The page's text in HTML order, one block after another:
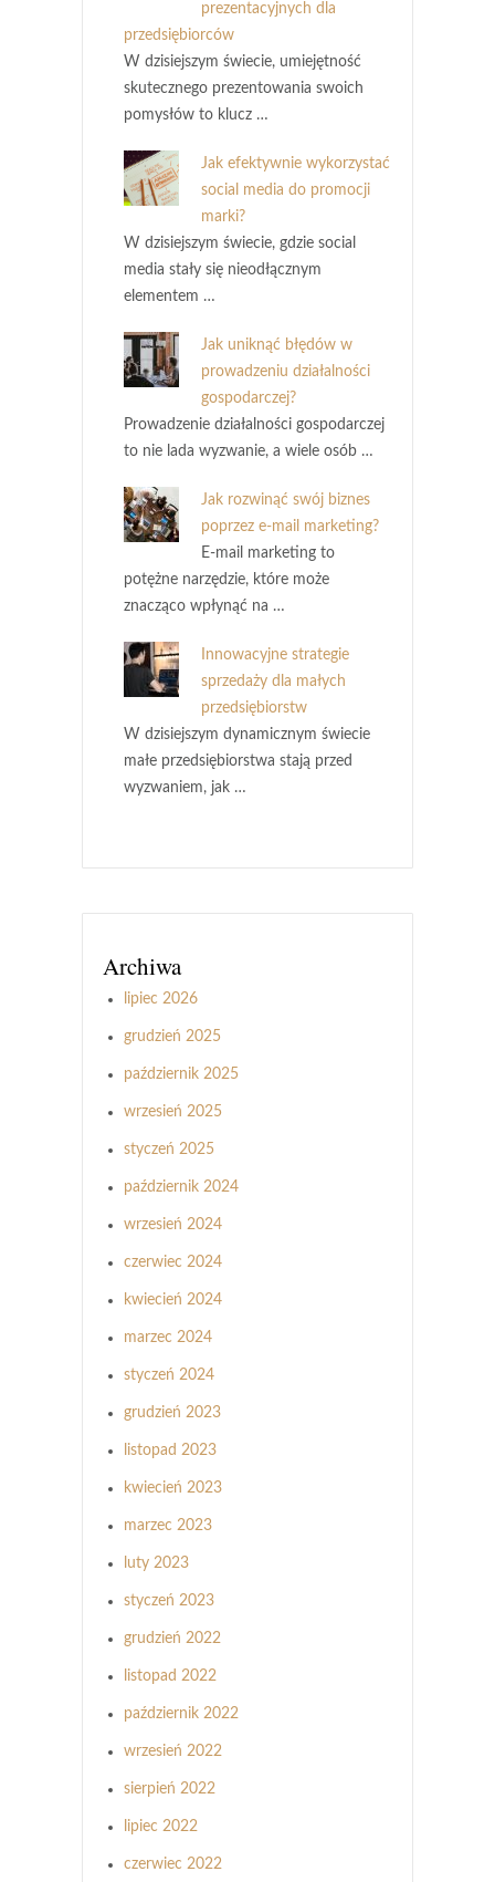
prezentacyjnych dla
przedsiębiorców
W dzisiejszym świecie, umiejętność
skutecznego prezentowania swoich
pomysłów to klucz …
Jak efektywnie wykorzystać
social media do promocji
marki?
W dzisiejszym świecie, gdzie social
media stały się nieodłącznym
elementem …
Jak uniknąć błędów w
prowadzeniu działalności
gospodarczej?
Prowadzenie działalności gospodarczej
to nie lada wyzwanie, a wiele osób …
Jak rozwinąć swój biznes
poprzez e-mail marketing?
E-mail marketing to
potężne narzędzie, które może
znacząco wpłynąć na …
Innowacyjne strategie
sprzedaży dla małych
przedsiębiorstw
W dzisiejszym dynamicznym świecie
małe przedsiębiorstwa stają przed
wyzwaniem, jak …
Archiwa
lipiec 2026
grudzień 2025
październik 2025
wrzesień 2025
styczeń 2025
październik 2024
wrzesień 2024
czerwiec 2024
kwiecień 2024
marzec 2024
styczeń 2024
grudzień 2023
listopad 2023
kwiecień 2023
marzec 2023
luty 2023
styczeń 2023
grudzień 2022
listopad 2022
październik 2022
wrzesień 2022
sierpień 2022
lipiec 2022
czerwiec 2022